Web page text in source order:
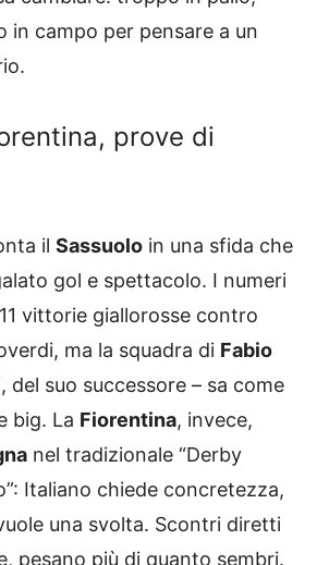
in campo per pensare a un
prove di
il Sassuolo in una sfida che
gol e spettacolo. I numeri
vittorie giallorosse contro
ma la squadra di Fabio
del suo successore – sa come
big. La Fiorentina, invece,
nel tradizionale “Derby
Italiano chiede concretezza,
una svolta. Scontri diretti
pesano più di quanto sembri.